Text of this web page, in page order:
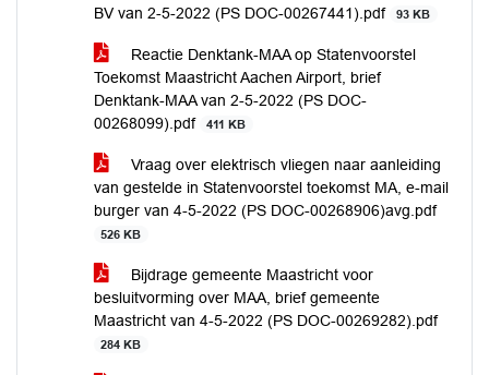
BV van 2-5-2022 (PS DOC-00267441).pdf
93 KB
Reactie Denktank-MAA op Statenvoorstel
Toekomst Maastricht Aachen Airport, brief
Denktank-MAA van 2-5-2022 (PS DOC-
00268099).pdf
411 KB
Vraag over elektrisch vliegen naar aanleiding
van gestelde in Statenvoorstel toekomst MA, e-mail
burger van 4-5-2022 (PS DOC-00268906)avg.pdf
526 KB
Bijdrage gemeente Maastricht voor
besluitvorming over MAA, brief gemeente
Maastricht van 4-5-2022 (PS DOC-00269282).pdf
284 KB